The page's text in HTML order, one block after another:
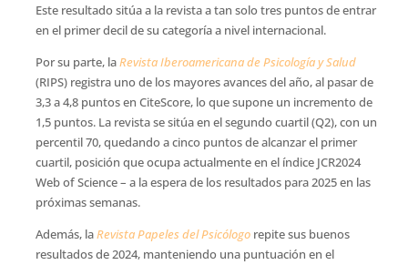
Este resultado sitúa a la revista a tan solo tres puntos de entrar
en el primer decil de su categoría a nivel internacional.
Por su parte, laRevista Iberoamericana de Psicología y Salud
(RIPS) registra uno de los mayores avances del año, al pasar de
3,3 a 4,8 puntos en CiteScore, lo que supone un incremento de
1,5 puntos. La revista se sitúa en el segundo cuartil (Q2), con un
percentil 70, quedando a cinco puntos de alcanzar el primer
cuartil, posición que ocupa actualmente en el índice JCR2024
Web of Science – a la espera de los resultados para 2025 en las
próximas semanas.
Además, laRevista Papeles del Psicólogorepite sus buenos
resultados de 2024, manteniendo una puntuación en el